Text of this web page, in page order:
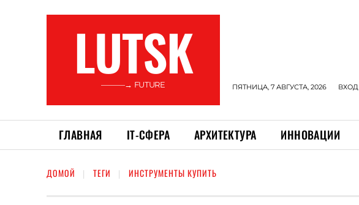
LUTSK
———→ FUTURE ПЯТНИЦА, 7 АВГУСТА, 2026 ВХОД
ГЛАВНАЯ ІТ-СФЕРА АРХИТЕКТУРА ИННОВАЦИИ
ДОМОЙ ТЕГИ ИНСТРУМЕНТЫ КУПИТЬ